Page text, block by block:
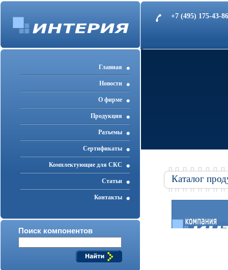
+7 (495) 175-43-
Главная
Новости
О фирме
Продукция
Разъемы
Cертификаты
Комплектующие для СКС
Статьи
Контакты
Поиск компонентов
Каталог